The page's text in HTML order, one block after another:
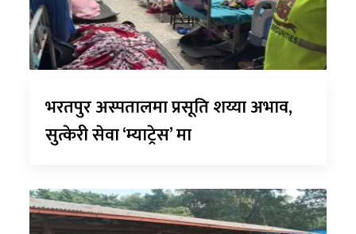
भरतपुर अस्पतालमा प्रसूति शय्या अभाव,
सुत्केरी सेवा ‘म्याट्रेस’ मा